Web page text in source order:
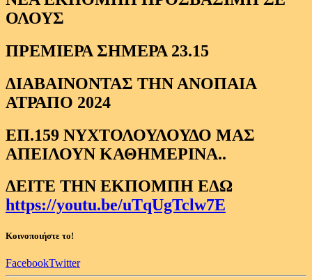
ΟΛΟΥΣ
ΠΡΕΜΙΕΡΑ ΣΗΜΕΡΑ 23.15
ΔΙΑΒΑΙΝΟΝΤΑΣ ΤΗΝ ΑΝΟΠΑΙΑ
ΑΤΡΑΠΟ 2024
ΕΠ.159 ΝΥΧΤΟΛΟΥΛΟΥΔΟ ΜΑΣ
ΑΠΕΙΛΟΥΝ ΚΑΘΗΜΕΡΙΝΑ..
ΔΕΙΤΕ ΤΗΝ ΕΚΠΟΜΠΗ ΕΔΩ
https://youtu.be/uTqUgTclw7E
Κοινοποιήστε το!
FacebookTwitter